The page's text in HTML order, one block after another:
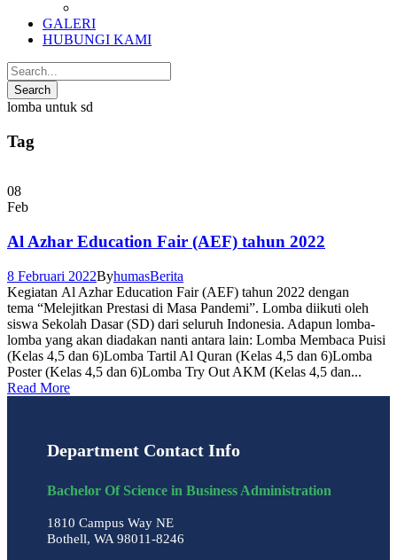
GALERI
HUBUNGI KAMI
lomba untuk sd
Tag
08
Feb
Al Azhar Education Fair (AEF) tahun 2022
8 Februari 2022ByhumasBerita
Kegiatan Al Azhar Education Fair (AEF) tahun 2022 dengan
tema “Melejitkan Prestasi di Masa Pandemi”. Lomba diikuti oleh
siswa Sekolah Dasar (SD) dari seluruh Indonesia. Adapun lomba-
lomba yang akan diadakan nanti antara lain: Lomba Membaca Puisi
(Kelas 4,5 dan 6)Lomba Tartil Al Quran (Kelas 4,5 dan 6)Lomba
Poster (Kelas 4,5 dan 6)Lomba Try Out AKM (Kelas 4,5 dan...
Read More
Department Contact Info
Bachelor Of Science in Business Administration
1810 Campus Way NE
Bothell, WA 98011-8246